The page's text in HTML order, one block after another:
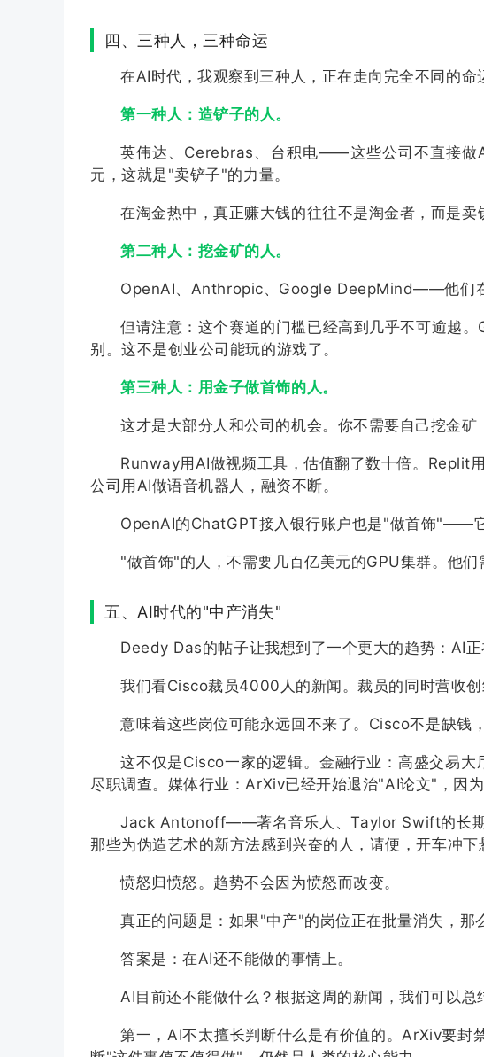
四、三种人，三种命运
在AI时代，我观察到三种人，正在走向完全不同的命
第一种人：造铲子的人。
英伟达、Cerebras、台积电——这些公司不直接做
元，这就是"卖铲子"的力量。
在淘金热中，真正赚大钱的往往不是淘金者，而是
第二种人：挖金矿的人。
OpenAI、Anthropic、Google DeepMind——他们在
但请注意：这个赛道的门槛已经高到几乎不可逾越
别。这不是创业公司能玩的游戏了。
第三种人：用金子做首饰的人。
这才是大部分人和公司的机会。你不需要自己挖金
Runway用AI做视频工具，估值翻了数十倍。
公司用AI做语音机器人，融资不断。
OpenAI的ChatGPT接入银行账户也是"做首饰"——
"做首饰"的人，不需要几百亿美元的GPU集群。他们
五、AI时代的"中产消失"
Deedy Das的帖子让我想到了一个更大的趋势：AI正
我们看Cisco裁员4000人的新闻。裁员的同时营收创
意味着这些岗位可能永远回不来了。Cisco不是缺钱
这不仅是Cisco一家的逻辑。金融行业：高盛交易
尽职调查。媒体行业：ArXiv已经开始退治"AI论文"，因
Jack Antonoff——著名音乐人、Taylor Swift的长
那些为伪造艺术的新方法感到兴奋的人，请便，开车冲
愤怒归愤怒。趋势不会因为愤怒而改变。
真正的问题是：如果"中产"的岗位正在批量消失，那
答案是：在AI还不能做的事情上。
AI目前还不能做什么？根据这周的新闻，我们可以总
第一，AI不太擅长判断什么是有价值的。ArXiv要封